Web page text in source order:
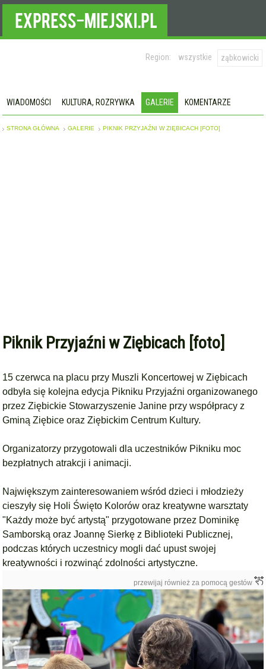
Region: wszystkie ząbkowicki
WIADOMOŚCI KULTURA, ROZRYWKA GALERIE KOMENTARZE
STRONA GŁÓWNA GALERIE PIKNIK PRZYJAŹNI W ZIĘBICACH [FOTO]
Piknik Przyjaźni w Ziębicach [foto]
15 czerwca na placu przy Muszli Koncertowej w Ziębicach
odbyła się kolejna edycja Pikniku Przyjaźni organizowanego
przezZiębickie Stowarzyszenie Janine przy współpracy z
Gminą Ziębice orazZiębickim Centrum Kultury.
Organizatorzy przygotowali dla uczestników Pikniku moc
bezpłatnych atrakcji i animacji.
Największym zainteresowaniem wśród dzieci i młodzieży
cieszyły się Holi Święto Kolorów oraz kreatywne warsztaty
"Każdy może być artystą" przygotowane przez Dominikę
Samborską orazJoannę Sierkę z Biblioteki Publicznej,
podczas których uczestnicy mogli dać upust swojej
kreatywności i rozwinąć zdolności artystyczne.
przewijaj również za pomocą gestów